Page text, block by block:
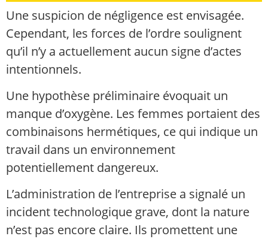
Une suspicion de négligence est envisagée.
Cependant, les forces de l’ordre soulignent
qu’il n’y a actuellement aucun signe d’actes
intentionnels.
Une hypothèse préliminaire évoquait un
manque d’oxygène. Les femmes portaient des
combinaisons hermétiques, ce qui indique un
travail dans un environnement
potentiellement dangereux.
L’administration de l’entreprise a signalé un
incident technologique grave, dont la nature
n’est pas encore claire. Ils promettent une